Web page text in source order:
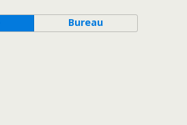
Bureau